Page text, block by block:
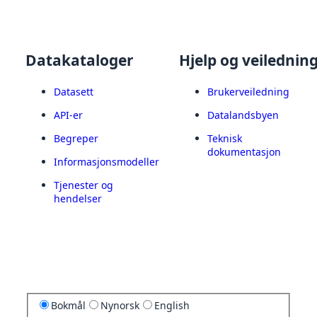
Datakataloger
Datasett
API-er
Begreper
Informasjonsmodeller
Tjenester og
hendelser
Hjelp og
Brukerveiledning
Datalandsbyen
Teknisk
dokumentasjon
Bokmål Nynorsk English